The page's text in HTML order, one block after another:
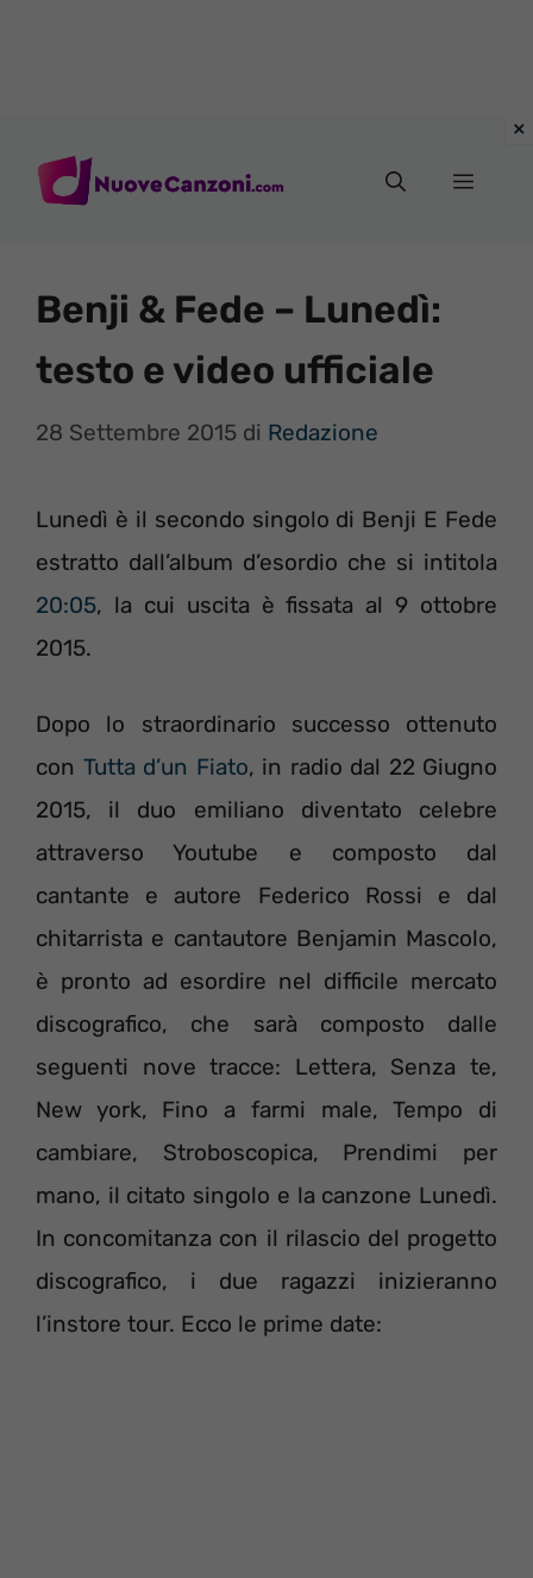
Menu
Benji & Fede – Lunedì:
testo e video ufficiale
28 Settembre 2015 di Redazione
Lunedì è il secondo singolo di Benji E Fede
estratto dall’album d’esordio che si intitola
20:05, la cui uscita è fissata al 9 ottobre
2015.
Dopo lo straordinario successo ottenuto
con Tutta d’un Fiato, in radio dal 22 Giugno
2015, il duo emiliano diventato celebre
attraverso Youtube e composto dal
cantante e autore Federico Rossi e dal
chitarrista e cantautore Benjamin Mascolo,
è pronto ad esordire nel difficile mercato
discografico, che sarà composto dalle
seguenti nove tracce: Lettera, Senza te,
New york, Fino a farmi male, Tempo di
cambiare, Stroboscopica, Prendimi per
mano, il citato singolo e la canzone Lunedì.
In concomitanza con il rilascio del progetto
discografico, i due ragazzi inizieranno
l’instore tour. Ecco le prime date: